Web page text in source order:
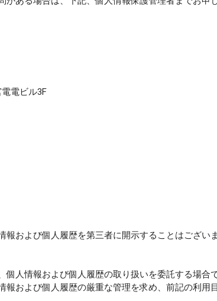
電ビル3F
および個人履歴を第三者に開示することはございま
人情報および個人履歴の取り扱いを委託する場合で
報および個人履歴の厳重な管理を求め、前記の利用